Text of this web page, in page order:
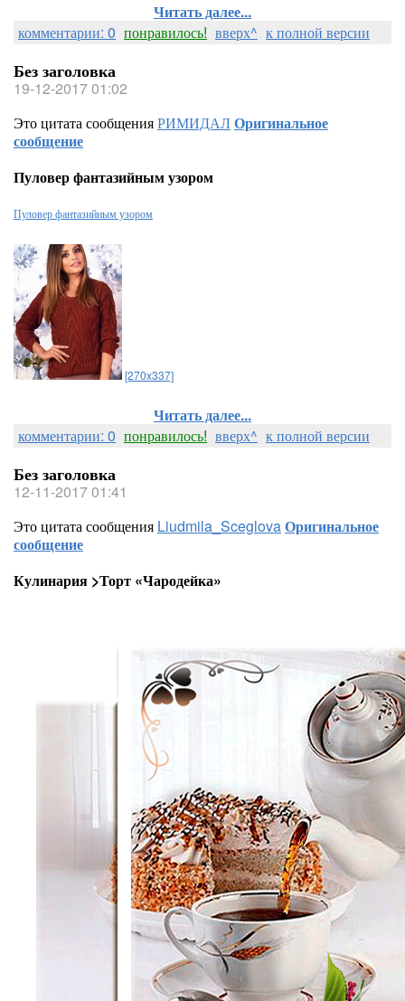
Читать далее...
комментарии: 0 понравилось! вверх^ к полной версии
Без заголовка
19-12-2017 01:02
Это цитата сообщенияРИМИДАЛОригинальное
сообщение
Пуловер фантазийным узором
Пуловер фантазийным узором
[270x337]
Читать далее...
комментарии: 0 понравилось! вверх^ к полной версии
Без заголовка
12-11-2017 01:41
Это цитата сообщения Liudmila_SceglovaОригинальное
сообщение
Кулинария >Торт «Чародейка»